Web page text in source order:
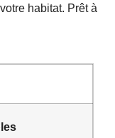
habitat. Prêt à